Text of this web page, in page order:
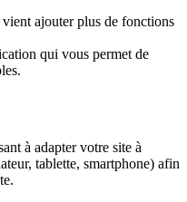
ajouter plus de fonctions
qui vous permet de
à adapter votre site à
tablette, smartphone) afin